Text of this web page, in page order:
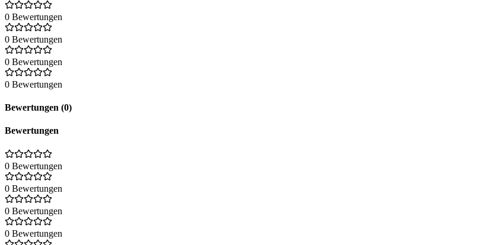
0 Bewertungen
0 Bewertungen
0 Bewertungen
0 Bewertungen
Bewertungen (0)
Bewertungen
0 Bewertungen
0 Bewertungen
0 Bewertungen
0 Bewertungen